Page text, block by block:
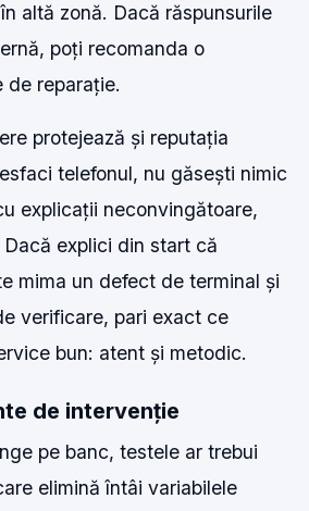
altă zonă. Dacă răspunsurile
poți recomanda o
de reparație.
protejează și reputația
telefonul, nu găsești nimic
explicații neconvingătoare,
explici din start că
mima un defect de terminal și
verificare, pari exact ce
bun: atent și metodic.
de intervenție
pe banc, testele ar trebui
elimină întâi variabilele